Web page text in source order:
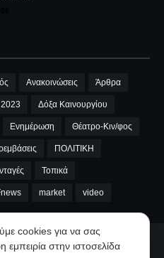
Ανακοινώσεις Άρθρα
2023 Δόξα Καινουργίου
Ενημέρωση Θέατρο-Κιν/φος
ΠΟΛΙΤΙΚΗ
Τοπικά
market video
χρήσης-Πολιτική απορρήτου
cookies για να σας
στην ιστοσελίδα